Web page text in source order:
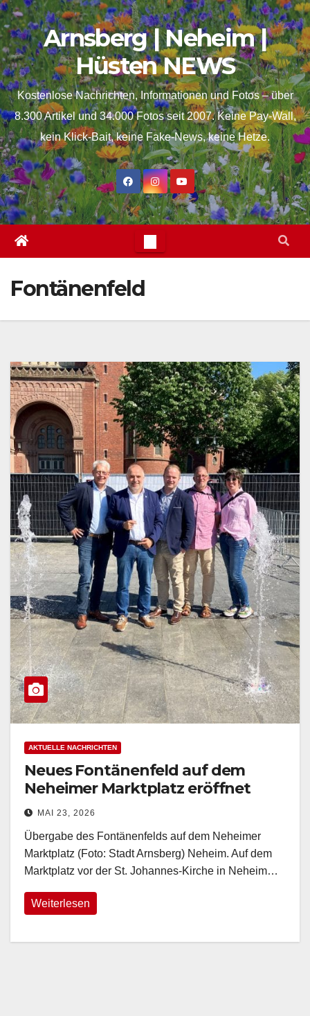
springen
Skip
to
content
Arnsberg | Neheim |
Hüsten NEWS
Kostenlose Nachrichten, Informationen und Fotos – über
8.300 Artikel und 34.000 Fotos seit 2007. Keine Pay-Wall,
kein Klick-Bait, keine Fake-News, keine Hetze.
Fontänenfeld
AKTUELLE NACHRICHTEN
Neues Fontänenfeld auf dem
Neheimer Marktplatz eröffnet
MAI 23, 2026
Übergabe des Fontänenfelds auf dem Neheimer
Marktplatz (Foto: Stadt Arnsberg) Neheim. Auf dem
Marktplatz vor der St. Johannes-Kirche in Neheim…
Weiterlesen